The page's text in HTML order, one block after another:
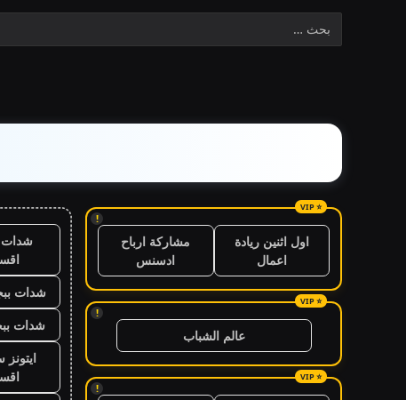
!
اول اثنين ريادة
اعمال
مشاركة ارباح
ادسنس
!
عالم الشباب
!
شدات
شدات
شدات